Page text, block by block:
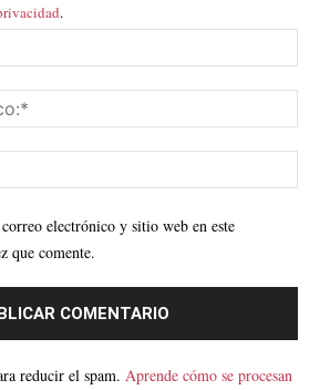
.
electrónico y sitio web en este
que comente.
reducir el spam. Aprende cómo se procesan